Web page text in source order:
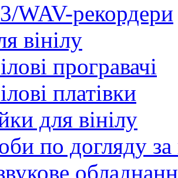
WAV-рекордери
вінілу
програвачі
платівки
для вінілу
по догляду за